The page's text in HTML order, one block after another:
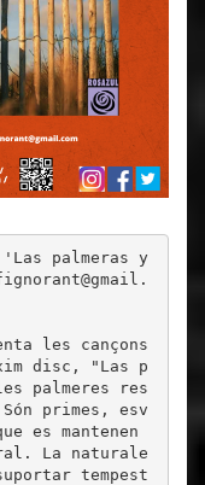
palmeras y
les cançons
disc, "Las p
palmeres res
primes, esv
es mantenen
La naturale
tempest